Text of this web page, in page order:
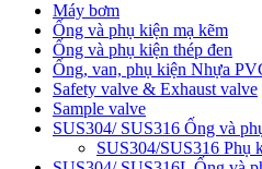
Máy bơm
Ống và phụ kiện mạ kẽm
Ống và phụ kiện thép đen
Ống, van, phụ kiện Nhựa
Safety valve & Exhaust valve
Sample valve
SUS304/ SUS316 Ống và
SUS304/SUS316 Phụ